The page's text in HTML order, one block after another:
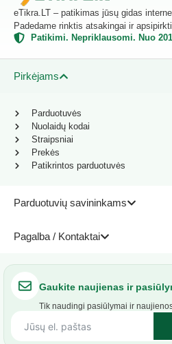
eTikra.LT – patikimas jūsų gidas
Padedame rinktis atsakingai ir
Patikimi. Nepriklausomi. Nuo
Pirkėjams
Parduotuvių savininkams
Pagalba / Kontaktai
Parduotuvės
Nuolaidų kodai
Straipsniai
Prekės
Patikrintos parduotuvės
Gaukite naujienas ir
Tik naudingi pasiūlymai ir